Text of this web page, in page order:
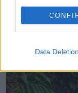
Data Deletion